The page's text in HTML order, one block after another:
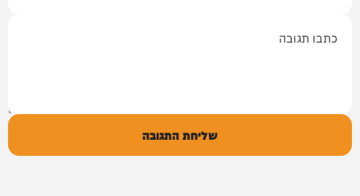
שליחת התגובה